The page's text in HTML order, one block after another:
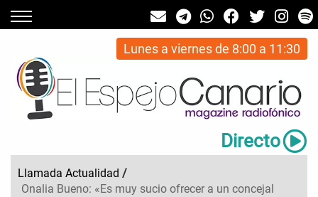
Lunes a viernes de 8:00 a 11:30
Directo
Llamada Actualidad /
Onalia Bueno: «Es muy sucio ofrecer a un concejal